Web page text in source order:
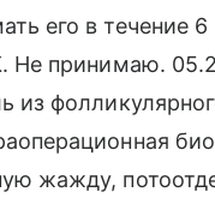
его в течение
Не принимаю.
из
жажду,